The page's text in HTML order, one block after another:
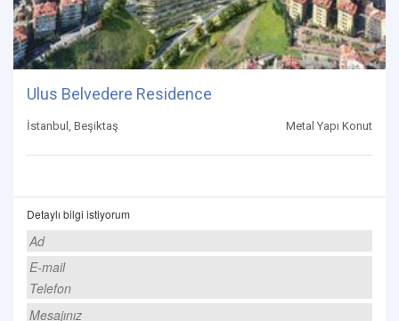
Ulus Belvedere Residence
İstanbul, Beşiktaş Metal Yapı Konut
Detaylı bilgi istiyorum